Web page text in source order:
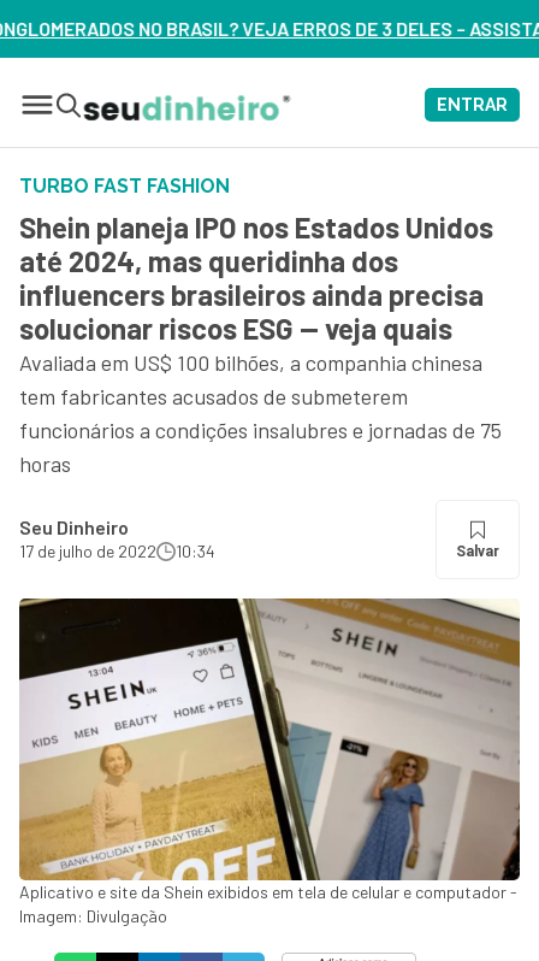
ERROS DE 3 DELES – ASSISTA AGORA
ENTRAR
TURBO FAST FASHION
Shein planeja IPO nos Estados Unidos
até 2024, mas queridinha dos
influencers brasileiros ainda precisa
solucionar riscos ESG — veja quais
Avaliada em US$ 100 bilhões, a companhia chinesa
tem fabricantes acusados de submeterem
funcionários a condições insalubres e jornadas de 75
horas
Seu Dinheiro
17 de julho de 2022 10:34 Salvar
Aplicativo e site da Shein exibidos em tela de celular e computador -
Imagem: Divulgação